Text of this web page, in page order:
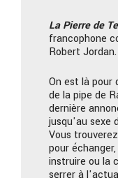
La Pierrede
francophone
Robert Jordan.
On est là pour
de la pipe de
dernière
jusqu'au sexe
Vous
pour
instruire ou la
serrer à